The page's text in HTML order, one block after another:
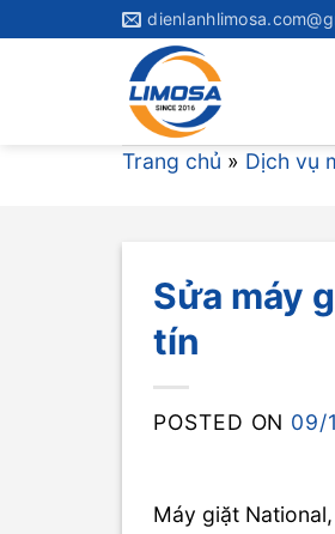
Trang chủ » Dịch vụ
Sửa máy
tín
POSTED ON 09/
Máy giặt